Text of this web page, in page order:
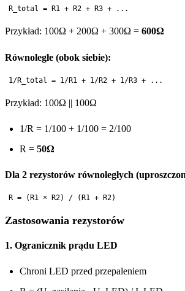
Przykład: 100Ω + 200Ω + 300Ω = 600Ω
Równoległe (obok siebie):
Przykład: 100Ω || 100Ω
1/R = 1/100 + 1/100 = 2/100
R = 50Ω
Dla 2 rezystorów równoległych
Zastosowania rezystorów
1. Ogranicznik prądu LED
Chroni LED przed przepaleniem